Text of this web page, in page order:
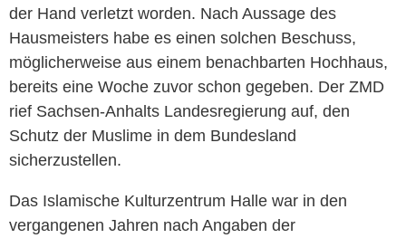
der Hand verletzt worden. Nach Aussage des
Hausmeisters habe es einen solchen Beschuss,
möglicherweise aus einem benachbarten Hochhaus,
bereits eine Woche zuvor schon gegeben. Der ZMD
rief Sachsen-Anhalts Landesregierung auf, den
Schutz der Muslime in dem Bundesland
sicherzustellen.
Das Islamische Kulturzentrum Halle war in den
vergangenen Jahren nach Angaben der